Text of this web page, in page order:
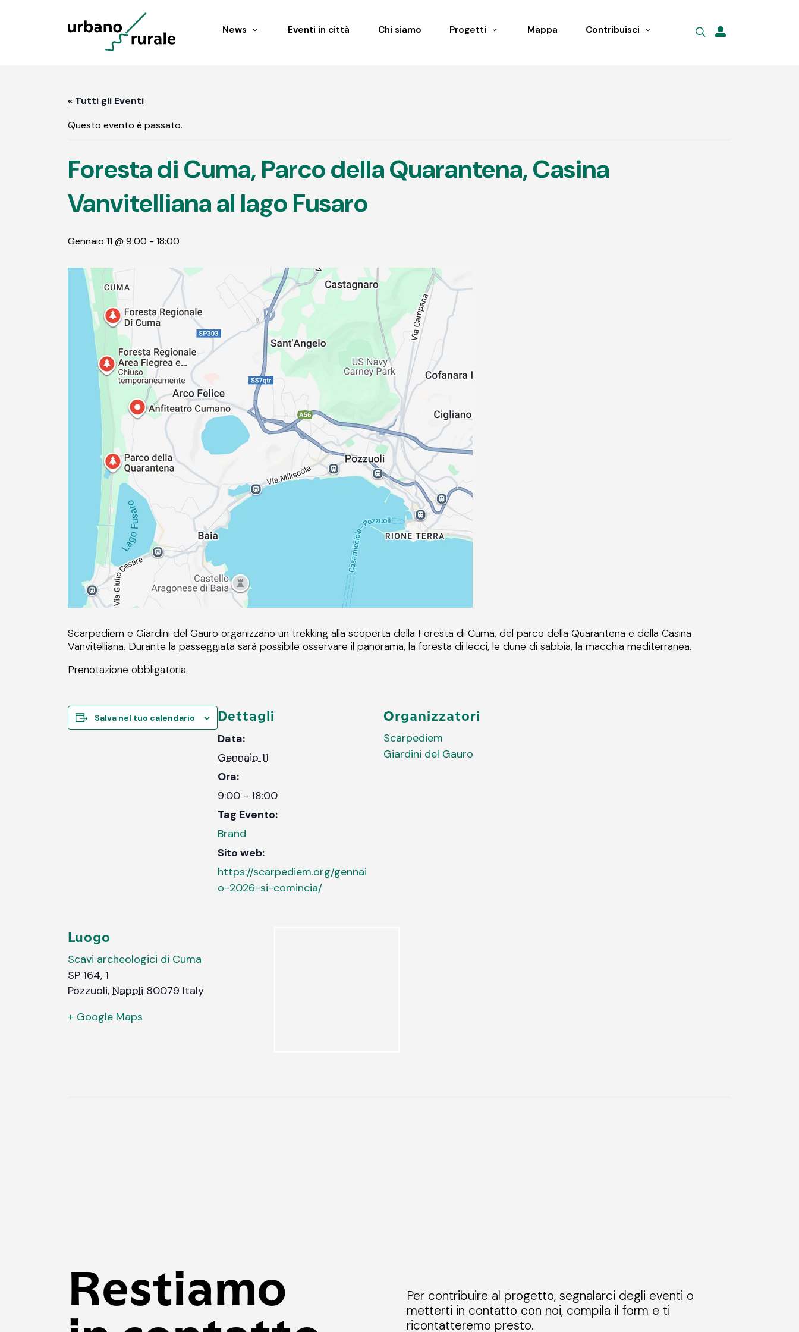
News Eventi in città Chi siamo Progetti Mappa Contribuisci
« Tutti gli Eventi
Questo evento è passato.
Foresta di Cuma, Parco della Quarantena, Casina
Vanvitelliana al lago Fusaro
Gennaio 11 @ 9:00 - 18:00
Scarpediem e Giardini del Gauro organizzano un trekking alla scoperta della Foresta di Cuma, del parco della Quarantena e della Casina
Vanvitelliana. Durante la passeggiata sarà possibile osservare il panorama, la foresta di lecci, le dune di sabbia, la macchia mediterranea.
Prenotazione obbligatoria.
Salva nel tuo calendario Dettagli
Data:
Gennaio 11
Ora:
9:00 - 18:00
Tag Evento:
Brand
Sito web:
https://scarpediem.org/gennai
o-2026-si-comincia/
Organizzatori
Scarpediem
Giardini del Gauro
Luogo
Scavi archeologici di Cuma
SP 164, 1
Pozzuoli, Napoli 80079 Italy
+ Google Maps
Restiamo
Per contribuire al progetto, segnalarci degli eventi o
metterti in contatto con noi, compila il form e ti
ricontatteremo presto.